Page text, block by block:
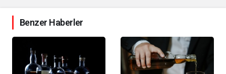
Benzer Haberler